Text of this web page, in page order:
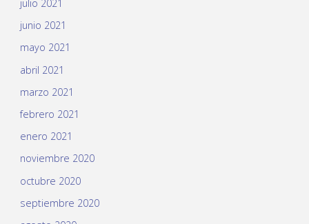
julio 2021
junio 2021
mayo 2021
abril 2021
marzo 2021
febrero 2021
enero 2021
noviembre 2020
octubre 2020
septiembre 2020